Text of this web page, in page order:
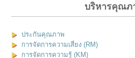
บริหารคุณภ
ประกันคุณภาพ
การจัดการความเสี่ยง (RM)
การจัดการความรู้ (KM)